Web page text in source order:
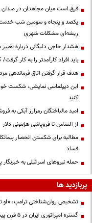
فرق است میان مجاهدان در میدان
یکصد و پنجاه و سومین شب
ریشه‌ای مشکلات شهری
هشدار حاجی دلیگانی درباره
باید افراد کارآمدتر را به کار
هدف قرار گرفتن اتاق‌ فرماندهی
این دیپلماسی نمایشی، شکست
کنید
امید مالباختگان رمزارز آبکی به
از التماس تا فروپاشی هژمونی دلار
مطالبه برای شکستن انحصار
فساد
حمله نیروهای اسرائیلی به
پربازدید ها
تشخیص روان‌شناختی ترامپ:
گستره امپراتوری ایران در ۵ قرن پیش از میلاد؛ تصویری از ایران ۲۵ قرن پیش